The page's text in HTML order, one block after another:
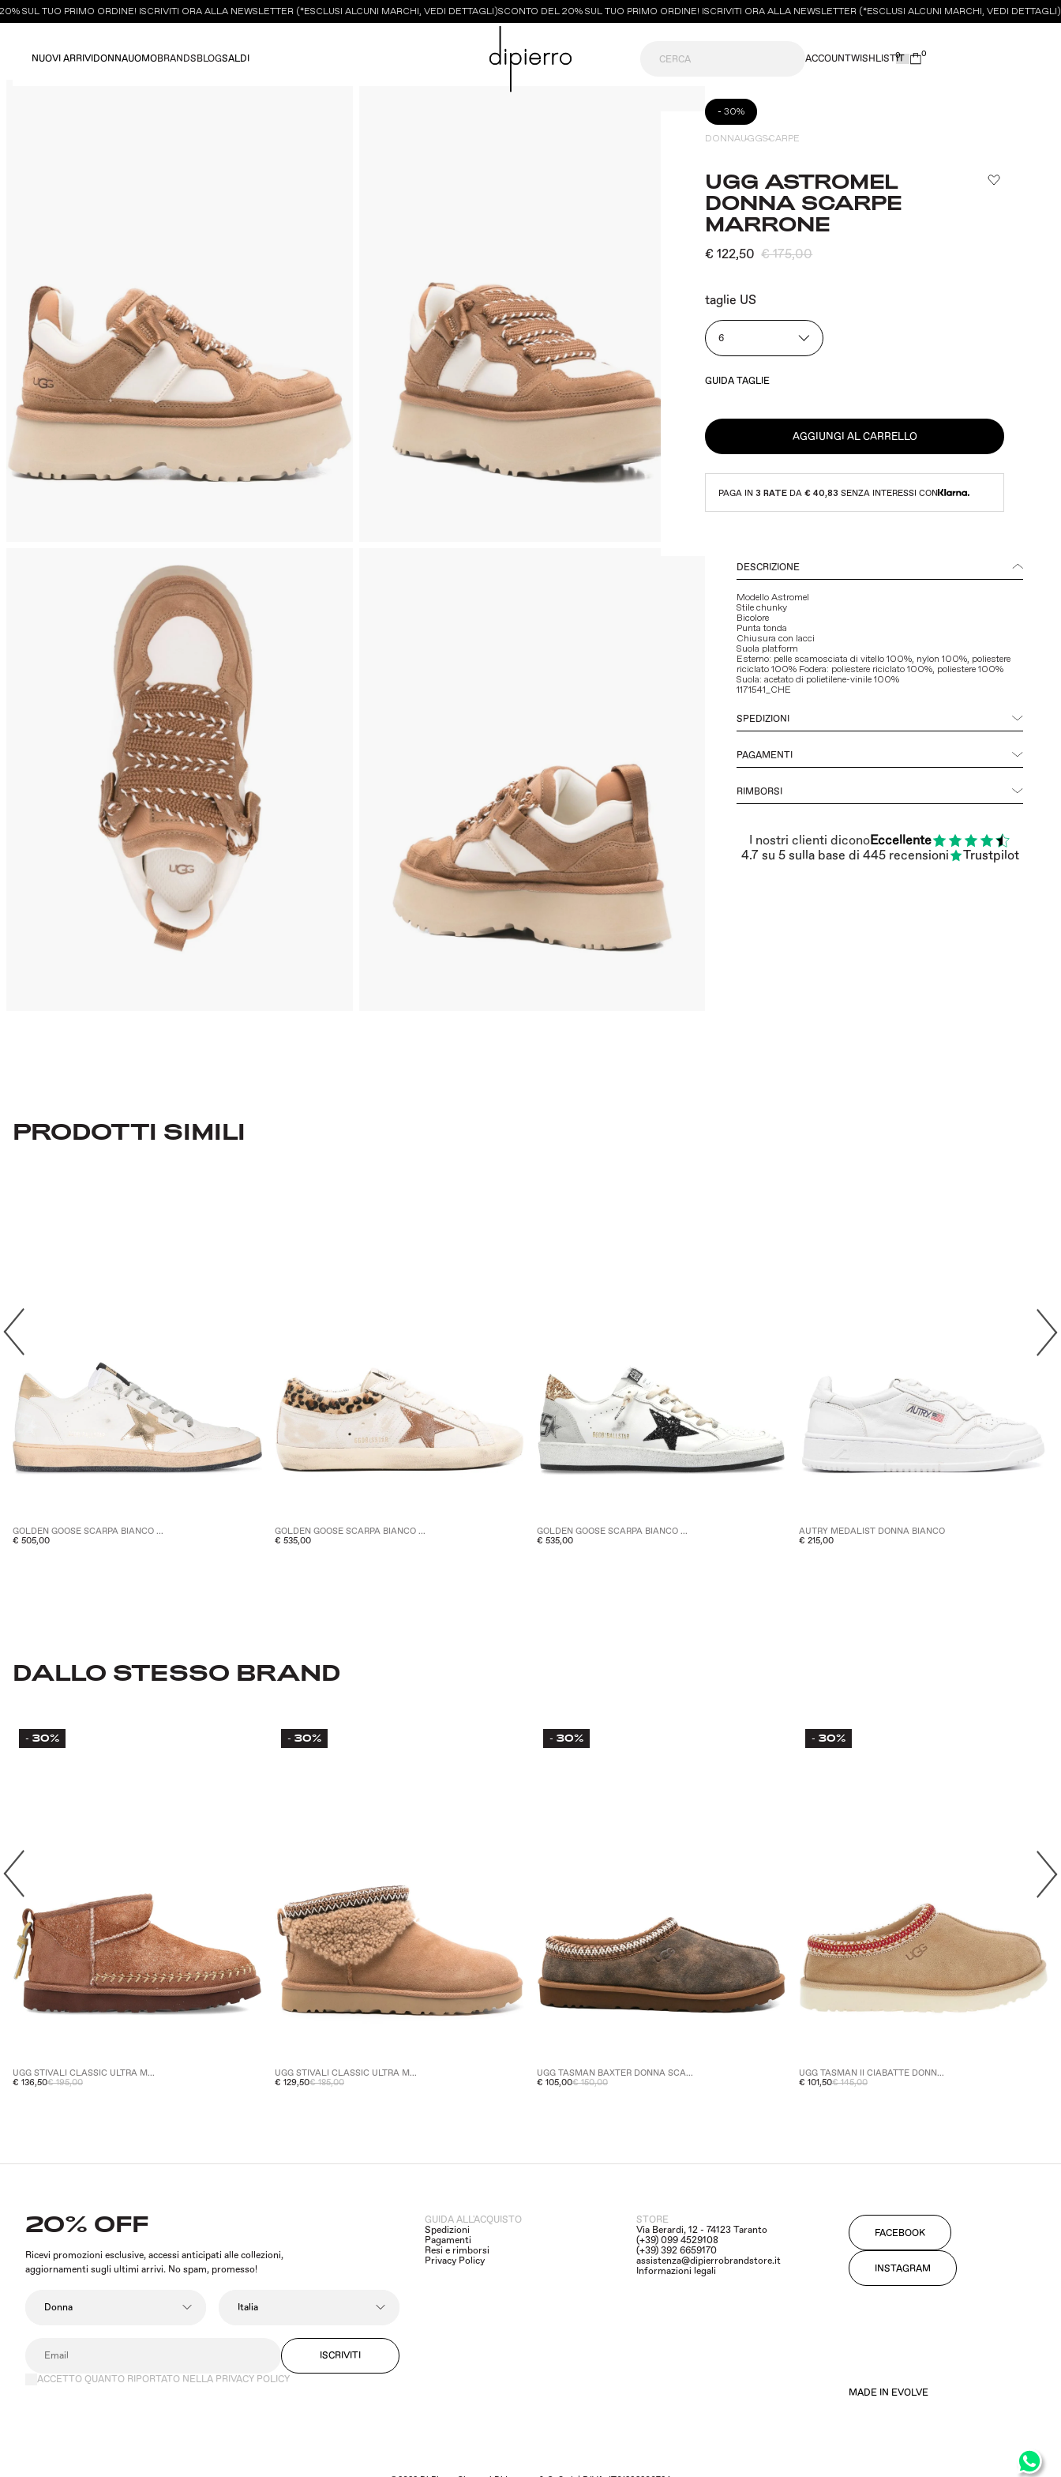
SUL TUO PRIMO ORDINE! ISCRIVITI ORA ALLA NEWSLETTER (*ESCLUSI ALCUNI MARCHI, VEDI DETTAGLI) SCONTO DEL 20% SUL TUO PRIMO ORDINE! ISCRIVITI ORA ALLA NEWSLETTER (*ESCLUSI ALCUNI MARCHI, VEDI DETTAGLI)
NUOVI ARRIVIDONNAUOMOBRANDSBLOGSALDI ACCOUNTWISHLIST0 0
DONNAUGGSCARPE
- 30%
UGG ASTROMEL
DONNA SCARPE
MARRONE
€ 122,50 € 175,00
taglie US
6
GUIDA TAGLIE
AGGIUNGI AL CARRELLO
PAGA IN3 RATE DA€ 40,83 SENZA INTERESSI CON
DESCRIZIONE
Modello Astromel
Stile chunky
Bicolore
Punta tonda
Chiusura con lacci
Suola platform
Esterno: pelle scamosciata di vitello 100%, nylon 100%, poliestere
riciclato 100% Fodera: poliestere riciclato 100%, poliestere 100%
Suola: acetato di polietilene-vinile 100%
1171541_CHE
SPEDIZIONI
PAGAMENTI
RIMBORSI
I nostri clienti diconoEccellente
4.7su 5 sulla base di 445recensioni Trustpilot
PRODOTTI SIMILI
GOLDEN GOOSE SCARPA BIANCO ...
€ 505,00
GOLDEN GOOSE SCARPA BIANCO ...
€ 535,00
GOLDEN GOOSE SCARPA BIANCO ...
€ 535,00
AUTRY MEDALIST DONNA BIANCO
€ 215,00
DALLO STESSO BRAND
- 30%
UGG STIVALI CLASSIC ULTRA M...
€ 136,50€ 195,00
- 30%
UGG STIVALI CLASSIC ULTRA M...
€ 129,50€ 185,00
- 30%
UGG TASMAN BAXTER DONNA SCA...
€ 105,00€ 150,00
- 30%
UGG TASMAN II CIABATTE DONN...
€ 101,50€ 145,00
20% OFF
Ricevi promozioni esclusive, accessi anticipati alle collezioni,
aggiornamenti sugli ultimi arrivi. No spam, promesso!
ISCRIVITI
ACCETTO QUANTO RIPORTATO NELLA PRIVACY POLICY
GUIDA ALL'ACQUISTO
Spedizioni
Pagamenti
Resi e rimborsi
Privacy Policy
STORE
Via Berardi, 12 - 74123 Taranto
(+39) 099 4529108
(+39) 392 6659170
assistenza@dipierrobrandstore.it
Informazioni legali
FACEBOOK
INSTAGRAM
MADE IN EVOLVE